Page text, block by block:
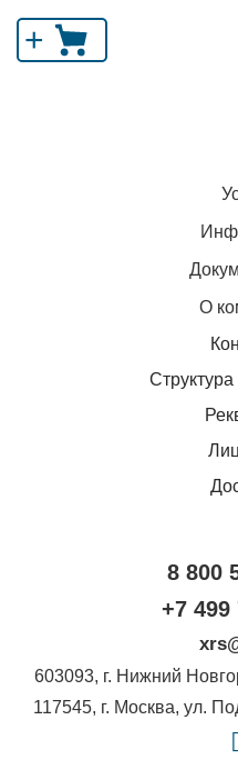
+
О
8 800
+7 499
603093, г. Нижний
117545, г. Москва, ул.